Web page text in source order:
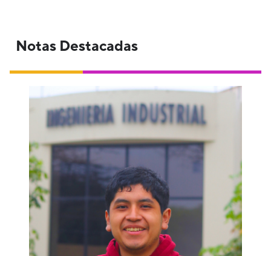
Notas Destacadas
Para Joao Risco, Ingeniería Industrial en la
PUCP es más que procesos: es